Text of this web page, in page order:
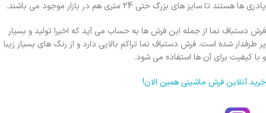
پادری ها هستند تا سایز های بزرگ حتی 24 متری هم در بازار موجود می باشند.
فرش دستباف نما از جمله این فرش ها به حساب می آید که اخیرا تولید و بسیار
پر طرفدار شده است. فرش دستباف نما تراکم بالایی دارد و از رنگ های بسیار زیبا
و با کیفیت برای آن ها استفاده می شود.
خرید آنلاین فرش ماشینی همین الان!